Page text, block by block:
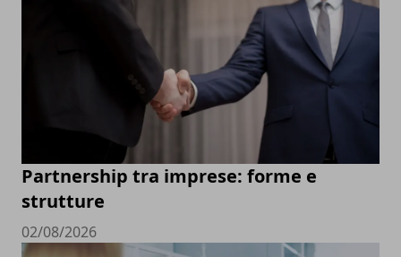
Partnership tra imprese: forme e
strutture
02/08/2026